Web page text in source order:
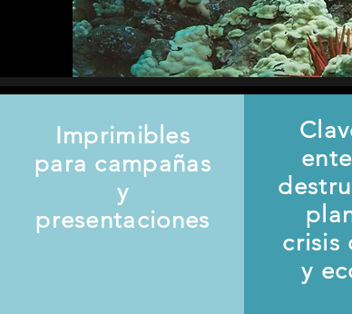
Imprimibles
para campañas
y
presentaciones
crisis
y